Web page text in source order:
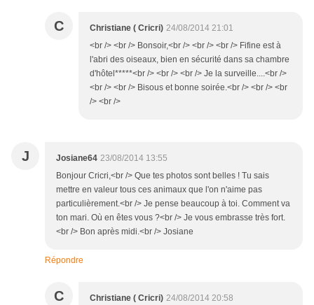
C Christiane ( Cricri) 24/08/2014 21:01
<br /> <br /> Bonsoir,<br /> <br /> <br /> Fifine est à
l'abri des oiseaux, bien en sécurité dans sa chambre
d'hôtel*****<br /> <br /> <br /> Je la surveille....<br />
<br /> <br /> Bisous et bonne soirée.<br /> <br /> <br
/> <br />
J Josiane64 23/08/2014 13:55
Bonjour Cricri,<br /> Que tes photos sont belles ! Tu sais
mettre en valeur tous ces animaux que l'on n'aime pas
particulièrement.<br /> Je pense beaucoup à toi. Comment va
ton mari. Où en êtes vous ?<br /> Je vous embrasse très fort.
<br /> Bon après midi.<br /> Josiane
Répondre
C Christiane ( Cricri) 24/08/2014 20:58